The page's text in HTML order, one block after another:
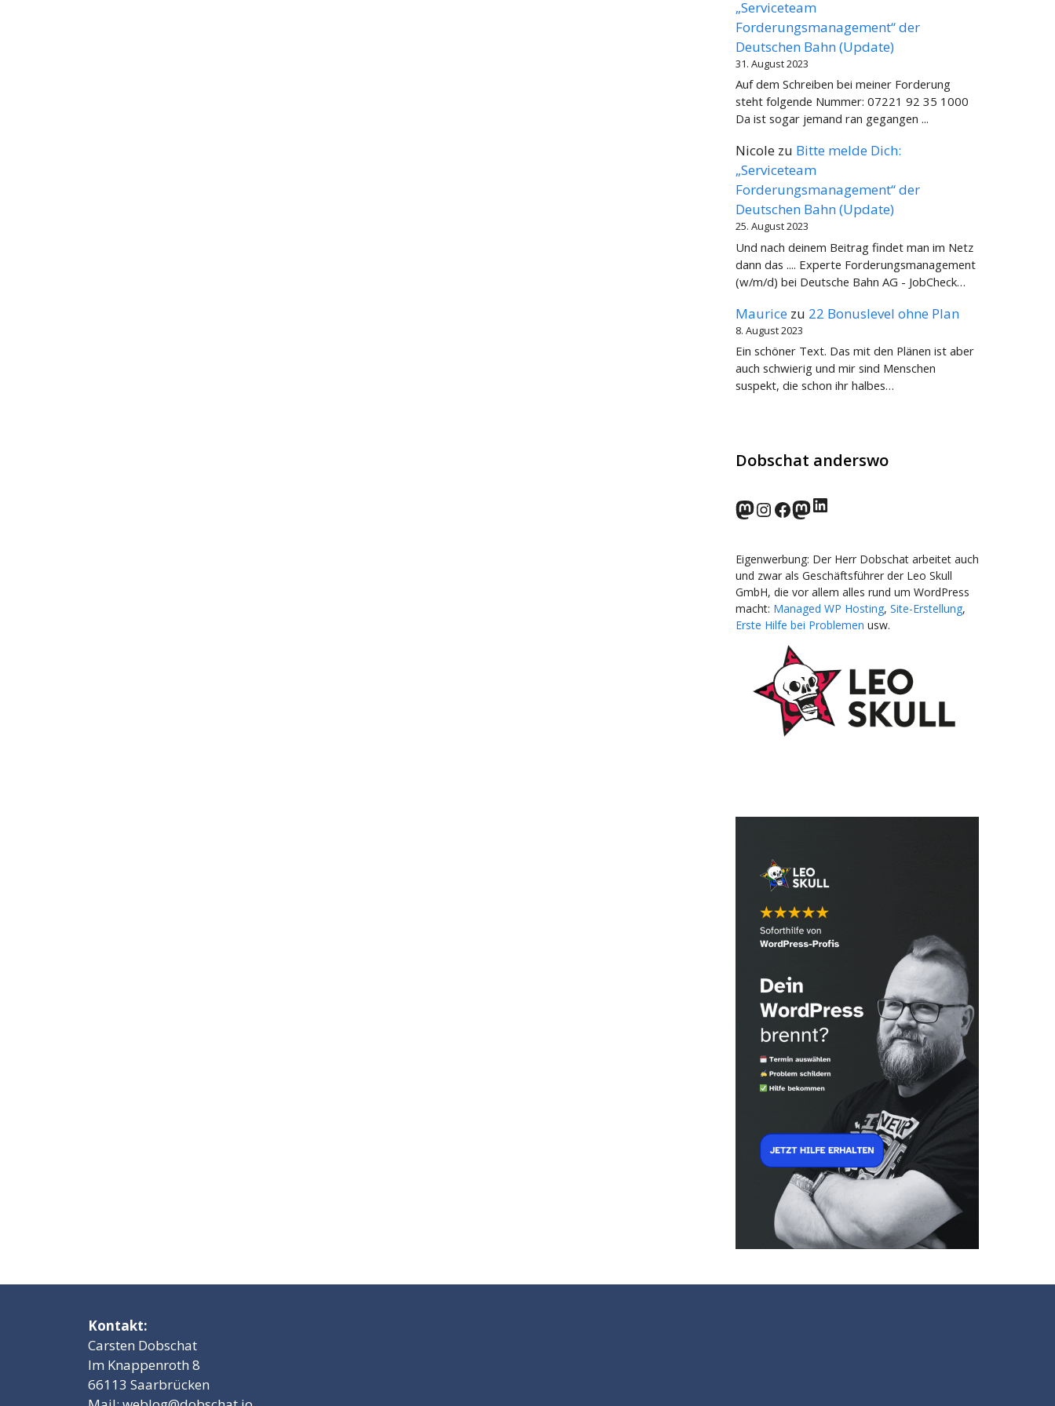
„Serviceteam
Forderungsmanagement“ der
Deutschen Bahn (Update)
31. August 2023
Auf dem Schreiben bei meiner Forderung
steht folgende Nummer: 07221 92 35 1000
Da ist sogar jemand ran gegangen ...
Nicole zu Bitte melde Dich:
„Serviceteam
Forderungsmanagement“ der
Deutschen Bahn (Update)
25. August 2023
Und nach deinem Beitrag findet man im Netz
dann das .... Experte Forderungsmanagement
(w/m/d) bei Deutsche Bahn AG - JobCheck…
Maurice zu 22 Bonuslevel ohne Plan
8. August 2023
Ein schöner Text. Das mit den Plänen ist aber
auch schwierig und mir sind Menschen
suspekt, die schon ihr halbes…
Dobschat anderswo
norden.social
Instagram
Facebook
wp-punks.social
LinkedIn
Eigenwerbung: Der Herr Dobschat arbeitet auch
und zwar als Geschäftsführer der Leo Skull
GmbH, die vor allem alles rund um WordPress
macht: Managed WP Hosting, Site-Erstellung,
Erste Hilfe bei Problemen usw.
Kontakt:
Carsten Dobschat
Im Knappenroth 8
66113 Saarbrücken